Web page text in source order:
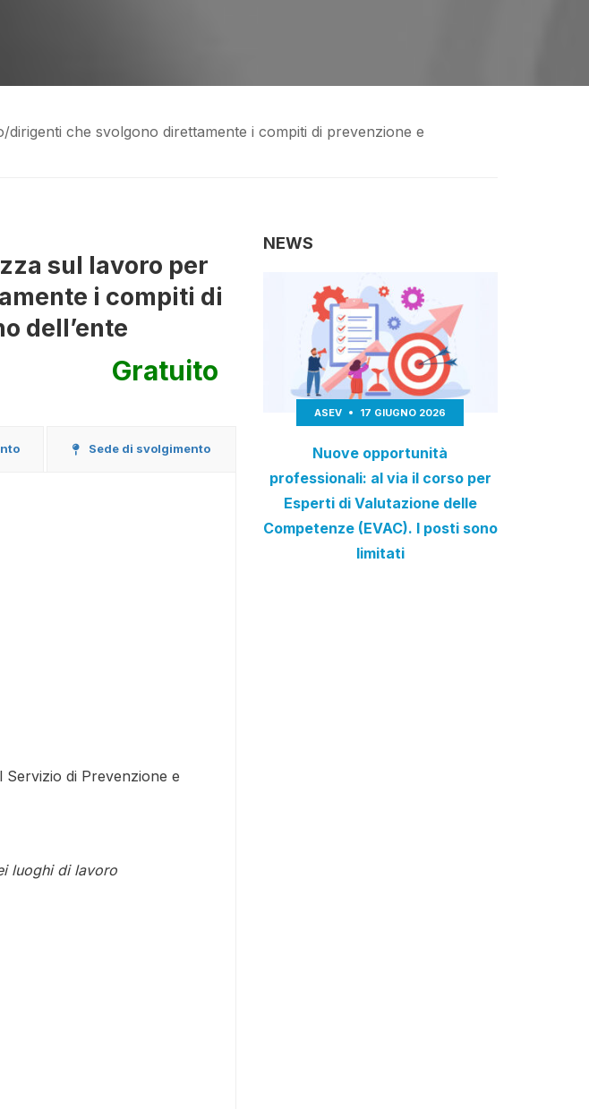
che svolgono direttamente i compiti di prevenzione e
sul lavoro per
i compiti di
dell’ente
Gratuito
Sede di svolgimento
di Prevenzione e
luoghi di lavoro
NEWS
ASEV 17 GIUGNO 2026
Nuove opportunità
professionali: al via il corso per
Esperti di Valutazione delle
Competenze (EVAC). I posti sono
limitati